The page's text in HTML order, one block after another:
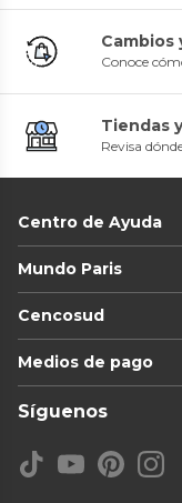
Cambios
Conoce
Tiendas
Revisa
Centro de Ayuda
Mundo Paris
Cencosud
Medios de pago
Síguenos